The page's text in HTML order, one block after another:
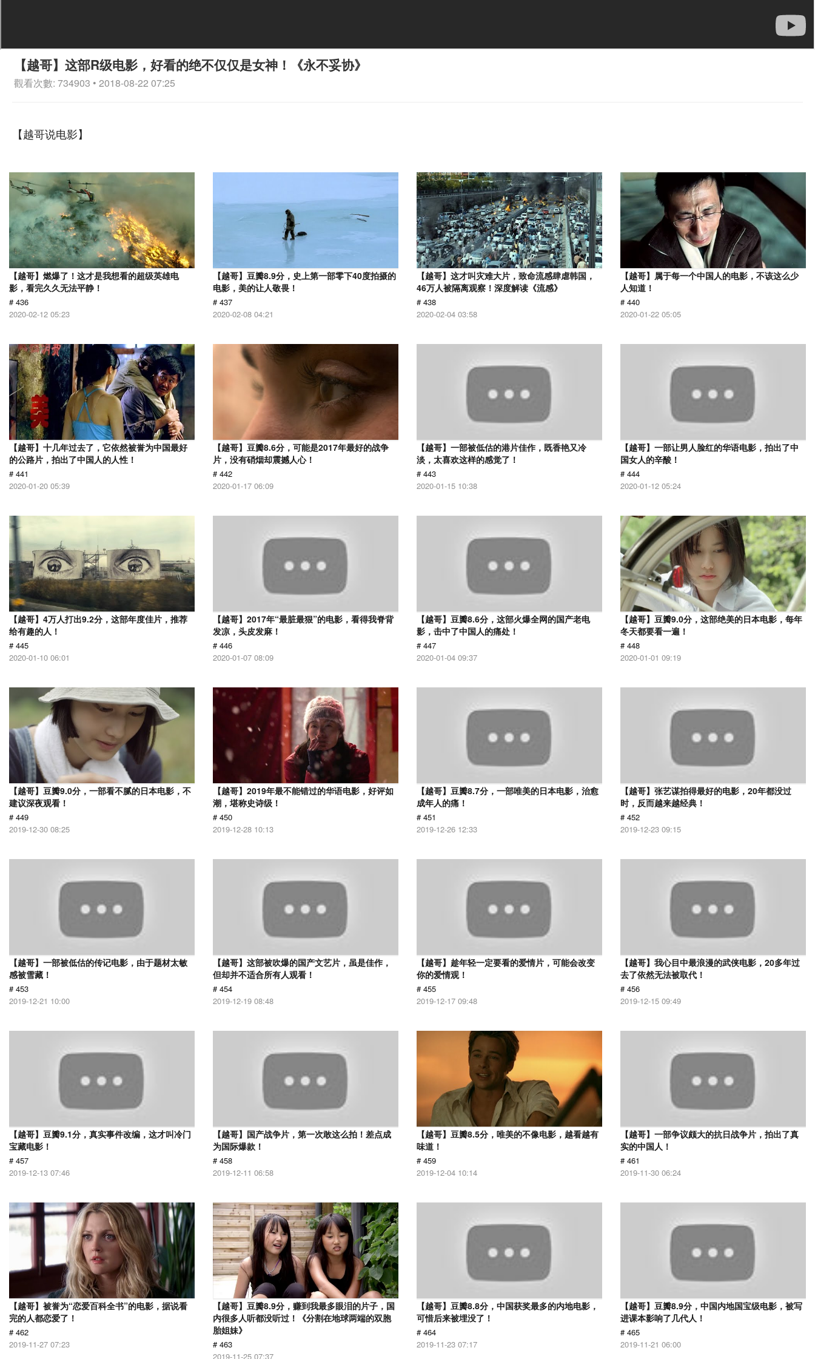
【越哥】这部R级电影，好看的绝不仅仅是女神！《永不妥协》
觀看次數: 734903 • 2018-08-22 07:25
【越哥说电影】
【越哥】燃爆了！这才是我想看的超级英雄电
影，看完久久无法平静！
# 436
2020-02-12 05:23
【越哥】豆瓣8.9分，史上第一部零下40度拍摄的
电影，美的让人敬畏！
# 437
2020-02-08 04:21
【越哥】这才叫灾难大片，致命流感肆虐韩国，
46万人被隔离观察！深度解读《流感》
# 438
2020-02-04 03:58
【越哥】属于每一个中国人的电影，不该这么少
人知道！
# 440
2020-01-22 05:05
【越哥】十几年过去了，它依然被誉为中国最好
的公路片，拍出了中国人的人性！
# 441
2020-01-20 05:39
【越哥】豆瓣8.6分，可能是2017年最好的战争
片，没有硝烟却震撼人心！
# 442
2020-01-17 06:09
【越哥】一部被低估的港片佳作，既香艳又冷
淡，太喜欢这样的感觉了！
# 443
2020-01-15 10:38
【越哥】一部让男人脸红的华语电影，拍出了中
国女人的辛酸！
# 444
2020-01-12 05:24
【越哥】4万人打出9.2分，这部年度佳片，推荐
给有趣的人！
# 445
2020-01-10 06:01
【越哥】2017年“最脏最狠”的电影，看得我脊背
发凉，头皮发麻！
# 446
2020-01-07 08:09
【越哥】豆瓣8.6分，这部火爆全网的国产老电
影，击中了中国人的痛处！
# 447
2020-01-04 09:37
【越哥】豆瓣9.0分，这部绝美的日本电影，每年
冬天都要看一遍！
# 448
2020-01-01 09:19
【越哥】豆瓣9.0分，一部看不腻的日本电影，不
建议深夜观看！
# 449
2019-12-30 08:25
【越哥】2019年最不能错过的华语电影，好评如
潮，堪称史诗级！
# 450
2019-12-28 10:13
【越哥】豆瓣8.7分，一部唯美的日本电影，治愈
成年人的痛！
# 451
2019-12-26 12:33
【越哥】张艺谋拍得最好的电影，20年都没过
时，反而越来越经典！
# 452
2019-12-23 09:15
【越哥】一部被低估的传记电影，由于题材太敏
感被雪藏！
# 453
2019-12-21 10:00
【越哥】这部被吹爆的国产文艺片，虽是佳作，
但却并不适合所有人观看！
# 454
2019-12-19 08:48
【越哥】趁年轻一定要看的爱情片，可能会改变
你的爱情观！
# 455
2019-12-17 09:48
【越哥】我心目中最浪漫的武侠电影，20多年过
去了依然无法被取代！
# 456
2019-12-15 09:49
【越哥】豆瓣9.1分，真实事件改编，这才叫冷门
宝藏电影！
# 457
2019-12-13 07:46
【越哥】国产战争片，第一次敢这么拍！差点成
为国际爆款！
# 458
2019-12-11 06:58
【越哥】豆瓣8.5分，唯美的不像电影，越看越有
味道！
# 459
2019-12-04 10:14
【越哥】一部争议颇大的抗日战争片，拍出了真
实的中国人！
# 461
2019-11-30 06:24
【越哥】被誉为“恋爱百科全书”的电影，据说看
完的人都恋爱了！
# 462
2019-11-27 07:23
【越哥】豆瓣8.9分，赚到我最多眼泪的片子，国
内很多人听都没听过！《分割在地球两端的双胞
胎姐妹》
# 463
2019-11-25 07:37
【越哥】豆瓣8.8分，中国获奖最多的内地电影，
可惜后来被埋没了！
# 464
2019-11-23 07:17
【越哥】豆瓣8.9分，中国内地国宝级电影，被写
进课本影响了几代人！
# 465
2019-11-21 06:00